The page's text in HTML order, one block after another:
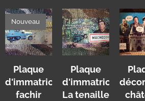
Plaque
d'immatriculation
fachir
Nouveau
Plaque
d'immatriculation
La tenaille